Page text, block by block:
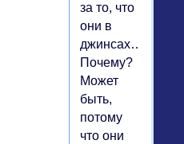
за то, что
они в
джинсах…
Почему?
Может
быть,
потому
что они